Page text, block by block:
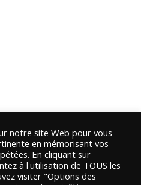
notre site Web pour vous
en mémorisant vos
En cliquant sur
à l'utilisation de TOUS les
visiter "Options des